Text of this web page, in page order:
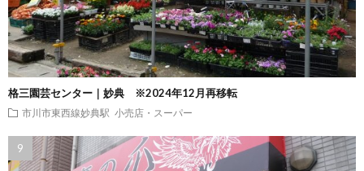
格三園芸センター｜妙典 ※2024年12月再移転
市川市東西線妙典駅 小売店・スーパー